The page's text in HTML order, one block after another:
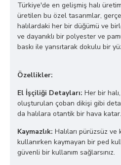
Türkiye'de en gelişmiş halı
üretilen bu özel tasarımlar,
halılardaki her bir düğümü ve
ve dayanıklı bir polyester ve
baskı ile yansıtarak dokulu bir
Özellikler:
El İşçiliği Detayları: Her bir
oluşturulan çoban dikişi gibi
da halılara otantik bir hava katar.
Kaymazlık: Halıları pürüzsüz
kullanırken kaymayan bir ped
güvenli bir kullanım sağlarsınız.